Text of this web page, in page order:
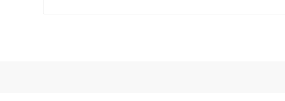
Material
Metall Legierung